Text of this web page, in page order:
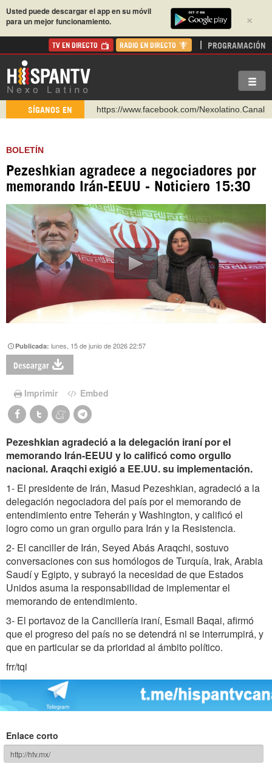
×
Usted puede descargar el app en su móvil
para un mejor funcionamiento.
TV EN DIRECTO RADIO EN DIRECTO PROGRAMACIÓN
SÍGANOS EN
https://www.facebook.com/Nexolatino.Canal
https://t.me/hispantvcanal
https://urmedium.com/c/hispantv
Instagram como: hispan_tv
BOLETÍN
Pezeshkian agradece a negociadores por
memorando Irán-EEUU - Noticiero 15:30
Publicada:lunes, 15 de junio de 2026 22:57
Descargar
Imprimir Embed
Pezeshkian agradeció a la delegación iraní por el
memorando Irán-EEUU y lo calificó como orgullo
nacional. Araqchi exigió a EE.UU. su implementación.
1- El presidente de Irán, Masud Pezeshkian, agradeció a la
delegación negociadora del país por el memorando de
entendimiento entre Teherán y Washington, y calificó el
logro como un gran orgullo para Irán y la Resistencia.
2- El canciller de Irán, Seyed Abás Araqchi, sostuvo
conversaciones con sus homólogos de Turquía, Irak, Arabia
Saudí y Egipto, y subrayó la necesidad de que Estados
Unidos asuma la responsabilidad de implementar el
memorando de entendimiento.
3- El portavoz de la Cancillería iraní, Esmail Baqai, afirmó
que el progreso del país no se detendrá ni se interrumpirá, y
que en particular se da prioridad al ámbito político.
frr/tqi
Enlace corto